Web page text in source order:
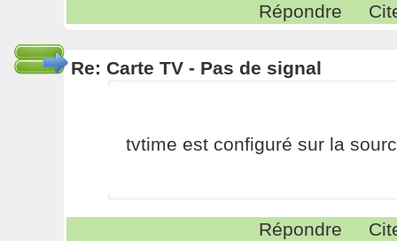
Répondre
Re: Carte TV - Pas de signal
tvtime est configuré sur la
Répondre